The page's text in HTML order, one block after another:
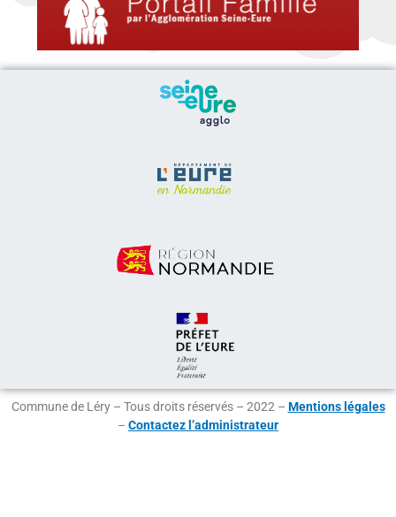
Commune de Léry – Tous droits réservés – 2022 – Mentions légales
– Contactez l’administrateur